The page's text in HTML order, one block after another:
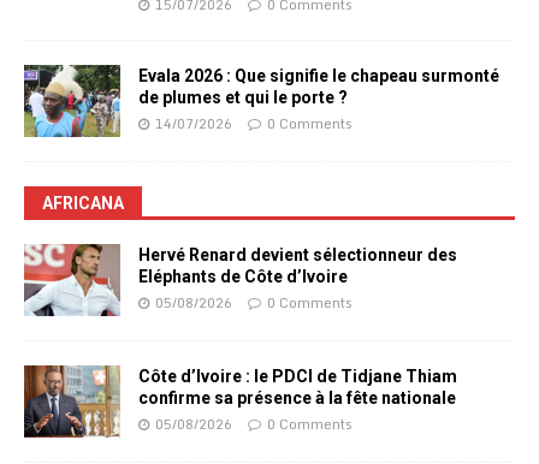
15/07/2026 0 Comments
Evala 2026 : Que signifie le chapeau surmonté
de plumes et qui le porte ?
14/07/2026 0 Comments
AFRICANA
Hervé Renard devient sélectionneur des
Eléphants de Côte d’Ivoire
05/08/2026 0 Comments
Côte d’Ivoire : le PDCI de Tidjane Thiam
confirme sa présence à la fête nationale
05/08/2026 0 Comments